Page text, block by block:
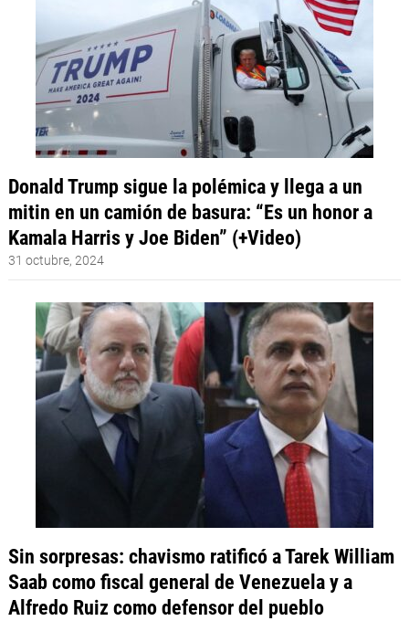
Donald Trump sigue la polémica y llega a un
mitin en un camión de basura: “Es un honor a
Kamala Harris y Joe Biden” (+Video)
31 octubre, 2024
Sin sorpresas: chavismo ratificó a Tarek William
Saab como fiscal general de Venezuela y a
Alfredo Ruiz como defensor del pueblo